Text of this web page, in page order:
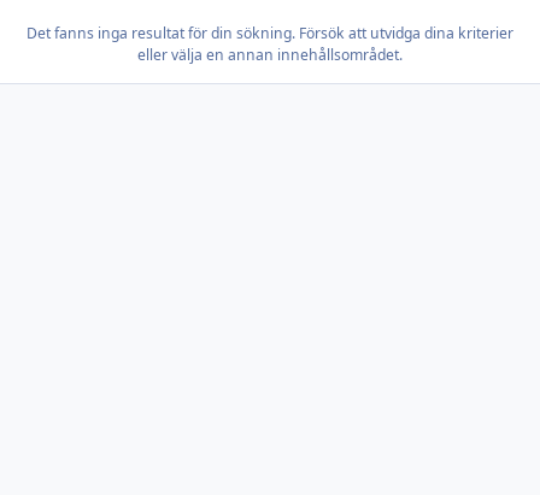
Det fanns inga resultat för din sökning. Försök att utvidga dina kriterier
eller välja en annan innehållsområdet.